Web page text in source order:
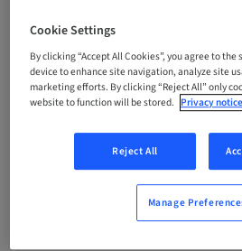
Language
German
Points
Delivery method
In-patient Surgery
Cookie Settings
By clicking “Accept All Cookies”, you agree to
device to enhance site navigation, analyze site
marketing efforts. By clicking “Reject All” only
website to function will be stored. Privacy notice
Reject All
Manage